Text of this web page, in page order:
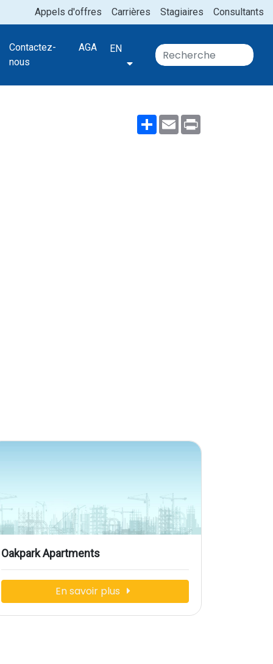
Consultants
Stagiaires
Carrières
Appels d'offres
Contactez-
nous
AGA EN
ShareEmail
Oakpark Apartments
En savoir plus